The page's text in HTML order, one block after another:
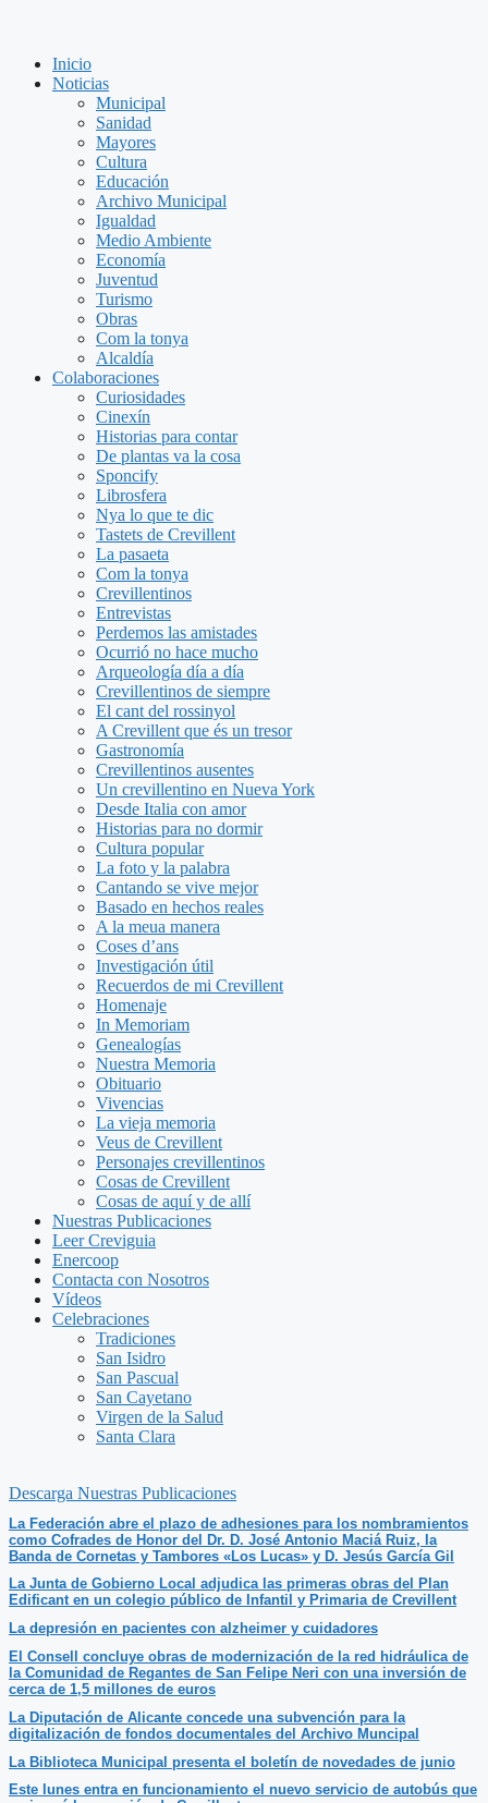
Inicio
Noticias
Municipal
Sanidad
Mayores
Cultura
Educación
Archivo Municipal
Igualdad
Medio Ambiente
Economía
Juventud
Turismo
Obras
Com la tonya
Alcaldía
Colaboraciones
Curiosidades
Cinexín
Historias para contar
De plantas va la cosa
Sponcify
Librosfera
Nya lo que te dic
Tastets de Crevillent
La pasaeta
Com la tonya
Crevillentinos
Entrevistas
Perdemos las amistades
Ocurrió no hace mucho
Arqueología día a día
Crevillentinos de siempre
El cant del rossinyol
A Crevillent que és un tresor
Gastronomía
Crevillentinos ausentes
Un crevillentino en Nueva York
Desde Italia con amor
Historias para no dormir
Cultura popular
La foto y la palabra
Cantando se vive mejor
Basado en hechos reales
A la meua manera
Coses d’ans
Investigación útil
Recuerdos de mi Crevillent
Homenaje
In Memoriam
Genealogías
Nuestra Memoria
Obituario
Vivencias
La vieja memoria
Veus de Crevillent
Personajes crevillentinos
Cosas de Crevillent
Cosas de aquí y de allí
Nuestras Publicaciones
Leer Creviguia
Enercoop
Contacta con Nosotros
Vídeos
Celebraciones
Tradiciones
San Isidro
San Pascual
San Cayetano
Virgen de la Salud
Santa Clara
Descarga Nuestras Publicaciones
La Federación abre el plazo de adhesiones para los nombramientos
como Cofrades de Honor del Dr. D. José Antonio Maciá Ruiz, la
Banda de Cornetas y Tambores «Los Lucas» y D. Jesús García Gil
La Junta de Gobierno Local adjudica las primeras obras del Plan
Edificant en un colegio público de Infantil y Primaria de Crevillent
La depresión en pacientes con alzheimer y cuidadores
El Consell concluye obras de modernización de la red hidráulica de
la Comunidad de Regantes de San Felipe Neri con una inversión de
cerca de 1,5 millones de euros
La Diputación de Alicante concede una subvención para la
digitalización de fondos documentales del Archivo Muncipal
La Biblioteca Municipal presenta el boletín de novedades de junio
Este lunes entra en funcionamiento el nuevo servicio de autobús que